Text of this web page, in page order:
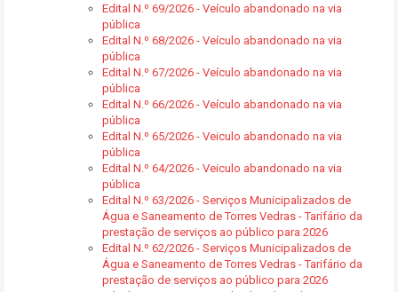
Edital N.º 69/2026 - Veículo abandonado na via
pública
Edital N.º 68/2026 - Veículo abandonado na via
pública
Edital N.º 67/2026 - Veículo abandonado na via
pública
Edital N.º 66/2026 - Veículo abandonado na via
pública
Edital N.º 65/2026 - Veiculo abandonado na via
pública
Edital N.º 64/2026 - Veiculo abandonado na via
pública
Edital N.º 63/2026 - Serviços Municipalizados de
Água e Saneamento de Torres Vedras - Tarifário da
prestação de serviços ao público para 2026
Edital N.º 62/2026 - Serviços Municipalizados de
Água e Saneamento de Torres Vedras - Tarifário da
prestação de serviços ao público para 2026